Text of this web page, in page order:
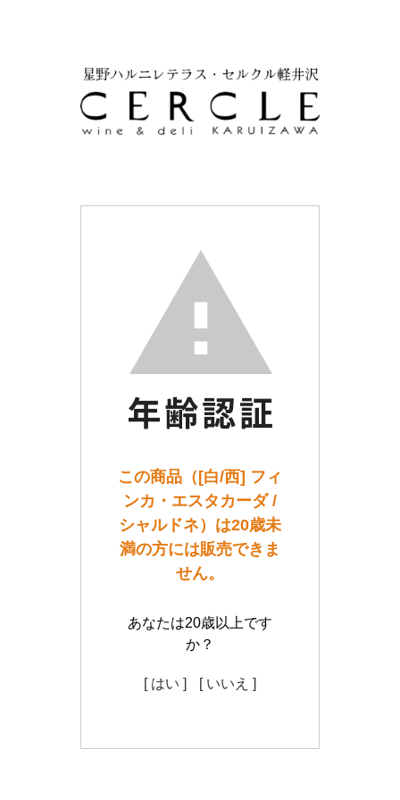
この商品（[白/西] フィ
ンカ・エスタカーダ /
シャルドネ）は20歳未
満の方には販売できま
せん。
あなたは20歳以上です
か？
[ はい ] [ いいえ ]